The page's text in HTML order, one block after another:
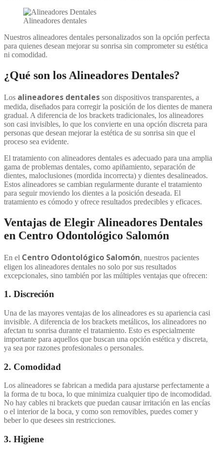
Alineadores dentales
Nuestros alineadores dentales personalizados son la opción perfecta
para quienes desean mejorar su sonrisa sin comprometer su estética
ni comodidad.
¿Qué son los Alineadores Dentales?
Los alineadores dentales son dispositivos transparentes, a
medida, diseñados para corregir la posición de los dientes de manera
gradual. A diferencia de los brackets tradicionales, los alineadores
son casi invisibles, lo que los convierte en una opción discreta para
personas que desean mejorar la estética de su sonrisa sin que el
proceso sea evidente.
El tratamiento con alineadores dentales es adecuado para una amplia
gama de problemas dentales, como apiñamiento, separación de
dientes, maloclusiones (mordida incorrecta) y dientes desalineados.
Estos alineadores se cambian regularmente durante el tratamiento
para seguir moviendo los dientes a la posición deseada. El
tratamiento es cómodo y ofrece resultados predecibles y eficaces.
Ventajas de Elegir Alineadores Dentales
en Centro Odontológico Salomón
En el Centro Odontológico Salomón, nuestros pacientes
eligen los alineadores dentales no solo por sus resultados
excepcionales, sino también por las múltiples ventajas que ofrecen:
1. Discreción
Una de las mayores ventajas de los alineadores es su apariencia casi
invisible. A diferencia de los brackets metálicos, los alineadores no
afectan tu sonrisa durante el tratamiento. Esto es especialmente
importante para aquellos que buscan una opción estética y discreta,
ya sea por razones profesionales o personales.
2. Comodidad
Los alineadores se fabrican a medida para ajustarse perfectamente a
la forma de tu boca, lo que minimiza cualquier tipo de incomodidad.
No hay cables ni brackets que puedan causar irritación en las encías
o el interior de la boca, y como son removibles, puedes comer y
beber lo que desees sin restricciones.
3. Higiene